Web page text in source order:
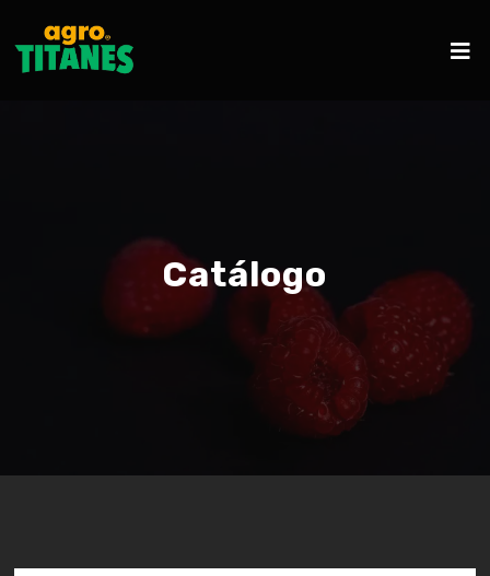
Catálogo